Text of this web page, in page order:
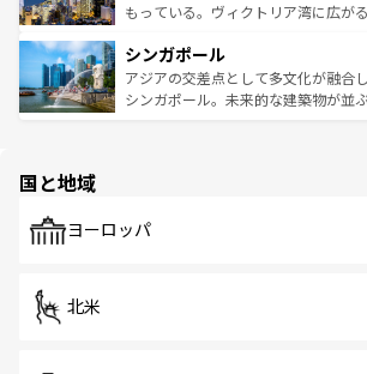
が旅行者を迎えてくれるので、きっ
参照してほしい。
いビーチでリゾート気分を楽しむこ
激する。気候は一年中温暖で、どの
が待っている。親しみやすいタイの
た文化、そして多様な観光資源が、
もっている。ヴィクトリア湾に広が
み、どこを訪れても感動するはず。
ており、効率よく見どころを回れる
うな絶景から文化的な体験まで、香
シンガポール
アジアの交差点として多文化が融合
シンガポール。未来的な建築物が並
で、ホーカーズは地元の風情を楽し
国と地域
ヨーロッパ
北米